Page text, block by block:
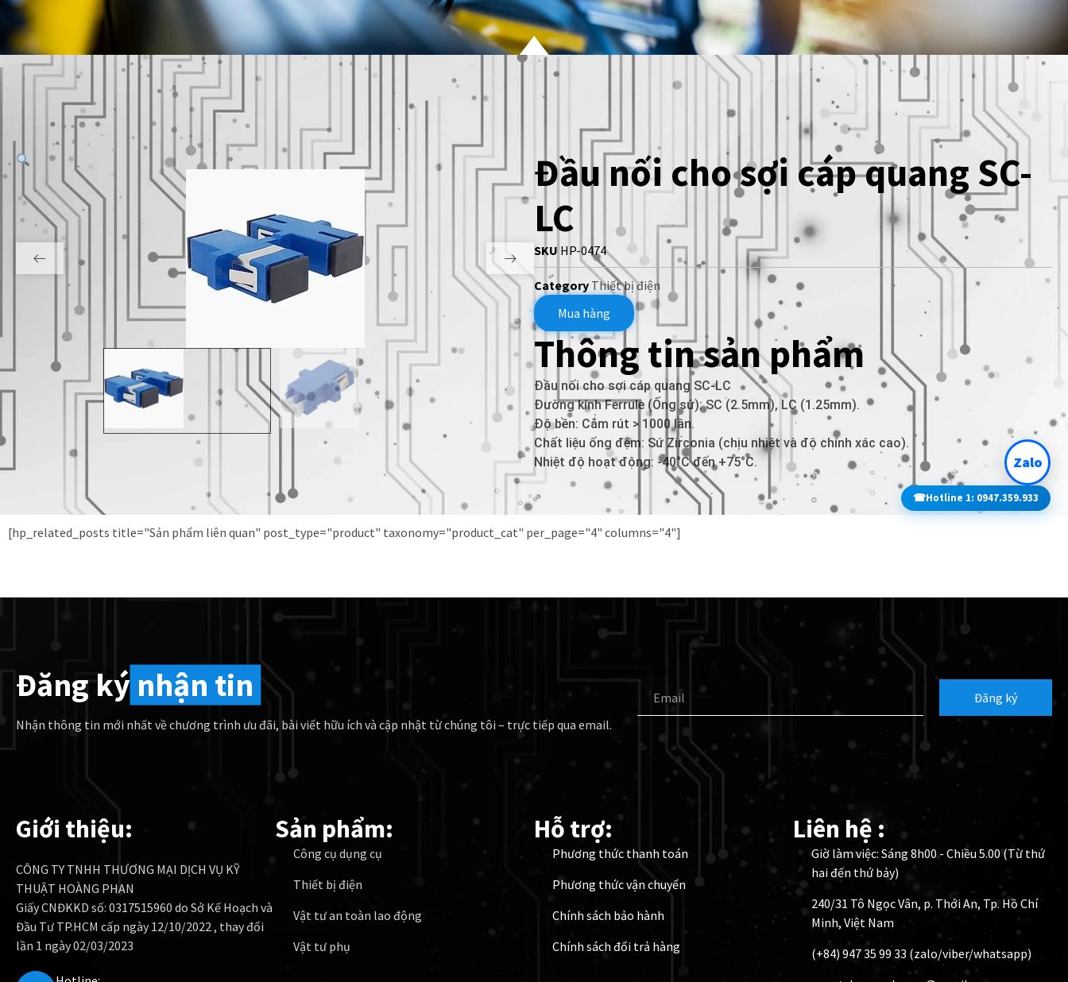
Đầu nối cho sợi cáp quang SC-
LC
SKU HP-0474
Category Thiết bị điện
Mua hàng
Thông tin sản phẩm
Đầu nối cho sợi cáp quang SC-LC
Đường kính Ferrule (Ống sứ): SC (2.5mm), LC (1.25mm).
Độ bền: Cắm rút > 1000 lần.
Chất liệu ống đệm: Sứ Zirconia (chịu nhiệt và độ chính xác cao).
Nhiệt độ hoạt động: -40°C đến +75°C.
[hp_related_posts title="Sản phẩm liên quan" post_type="product" taxonomy="product_cat" per_page="4" columns="4"]
Đăng ký nhận tin
Nhận thông tin mới nhất về chương trình ưu đãi, bài viết hữu ích và cập nhật từ chúng tôi – trực tiếp qua email.
Đăng ký
Giới thiệu:
CÔNG TY TNHH THƯƠNG MẠI DỊCH VỤ KỸ
THUẬT HOÀNG PHAN
Giấy CNĐKKD số: 0317515960 do Sở Kế Hoạch và
Đầu Tư TP.HCM cấp ngày 12/10/2022 , thay đổi
lần 1 ngày 02/03/2023
Sản phẩm:
Công cụ dụng cụ
Thiết bị điện
Vật tư an toàn lao động
Vật tư phụ
Hỗ trợ:
Phương thức thanh toán
Phương thức vận chuyển
Chính sách bảo hành
Chính sách đổi trả hàng
Liên hệ :
Giờ làm việc: Sáng 8h00 - Chiều 5.00 (Từ thứ
hai đến thứ bảy)
240/31 Tô Ngọc Vân, p. Thới An, Tp. Hồ Chí
Minh, Việt Nam
(+84) 947 35 99 33 (zalo/viber/whatsapp)
Zalo
☎Hotline 1: 0947.359.933